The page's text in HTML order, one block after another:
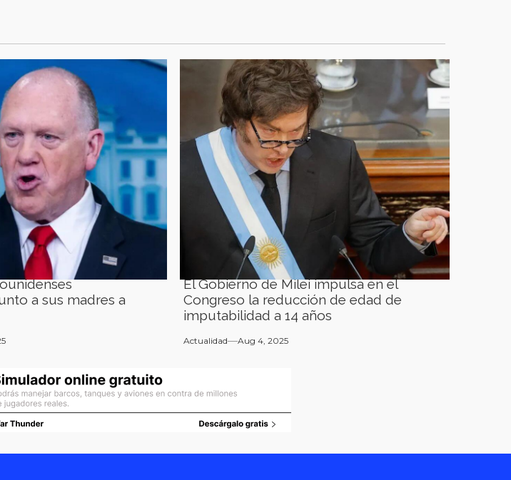
a sus madres a
El Gobierno de Milei impulsa en el
Congreso la reducción de edad de
imputabilidad a 14 años
Actualidad Aug 4, 2025